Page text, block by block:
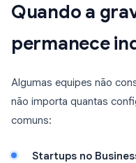
Quando a
permanece
Algumas equipes não
não importa quantas
comuns:
Startups no